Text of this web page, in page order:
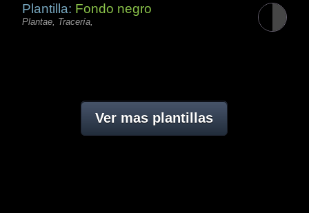
Plantilla: Fondo negro
Plantae, Tracería,
Ver mas plantillas